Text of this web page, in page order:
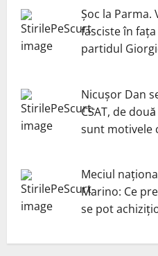
Șoc la Parma.
fasciste în
partidul
Nicuşor Dan
CSAT, de
sunt motivele
Meciul
Marino: Ce
se pot